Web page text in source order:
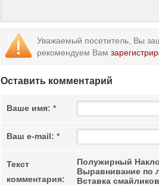
Уважаемый посетитель, Вы
рекомендуем Вам
Оставить комментарий
Ваше имя: *
Ваш e-mail: *
Текст
комментария:
Полужирный
Выравнивание по
Вставка смайликов